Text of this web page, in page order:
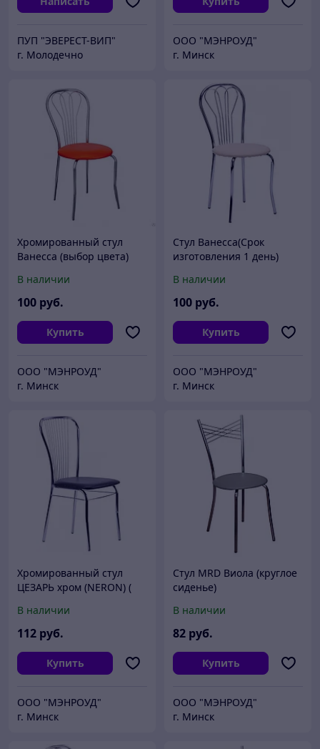
ПУП "ЭВЕРЕСТ-ВИП"
г. Молодечно
ООО "МЭНРОУД"
г. Минск
Хромированный стул
Ванесса (выбор цвета)
В наличии
100 руб.
Купить
ООО "МЭНРОУД"
г. Минск
Стул Ванесса(Срок
изготовления 1 день)
В наличии
100 руб.
Купить
ООО "МЭНРОУД"
г. Минск
Хромированный стул
ЦЕЗАРЬ хром (NERON) (
В наличии
112 руб.
Купить
ООО "МЭНРОУД"
г. Минск
Стул MRD Виола (круглое
сиденье)
В наличии
82 руб.
Купить
ООО "МЭНРОУД"
г. Минск